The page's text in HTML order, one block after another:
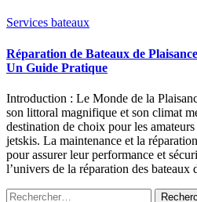
Services bateaux
Réparation de Bateaux de
Un Guide Pratique
Introduction : Le Monde de la
son littoral magnifique et son climat
destination de choix pour les
jetskis. La maintenance et la
pour assurer leur performance et
l’univers de la réparation des
Rechercher :